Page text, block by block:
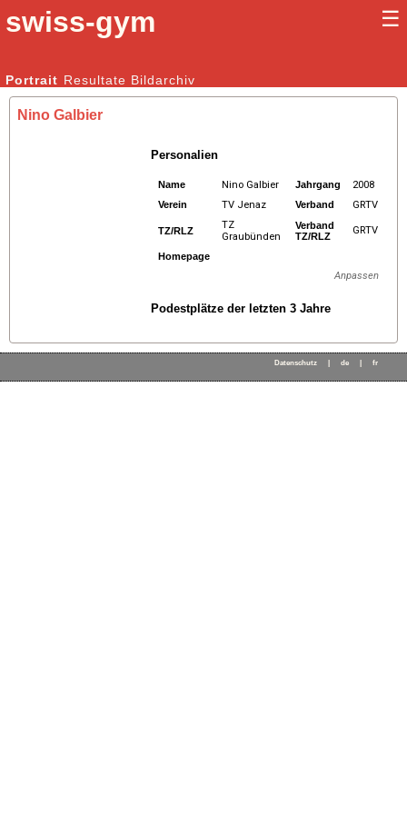
swiss-gym ☰
Kunstturnen Männer | Kunstturnen Frauen
Portrait Resultate Bildarchiv
Nino Galbier
Personalien
Name Nino Galbier Jahrgang 2008
Verein TV Jenaz Verband GRTV
TZ/RLZ
TZ
Graubünden
Verband
TZ/RLZ
GRTV
Homepage
Anpassen
Podestplätze der letzten 3 Jahre
Datenschutz de fr